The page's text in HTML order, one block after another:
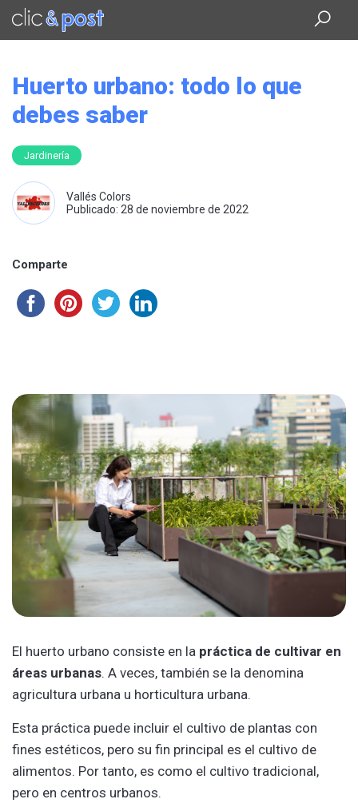
Saltar
contenido
Huerto urbano: todo lo que
debes saber
Jardinería
Vallés Colors
Publicado: 28 de noviembre de 2022
Comparte
El huerto urbano consiste en la práctica de cultivar en
áreas urbanas. A veces, también se la denomina
agricultura urbana u horticultura urbana.
Esta práctica puede incluir el cultivo de plantas con
fines estéticos, pero su fin principal es el cultivo de
alimentos. Por tanto, es como el cultivo tradicional,
pero en centros urbanos.